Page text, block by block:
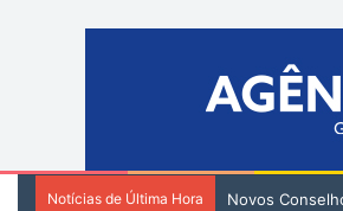
Notícias de Última Hora Novos